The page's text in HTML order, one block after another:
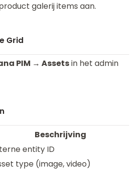
galerij items aan.
Grid
PIM → Assetsin het admin
Beschrijving
entity ID
type (image, video)